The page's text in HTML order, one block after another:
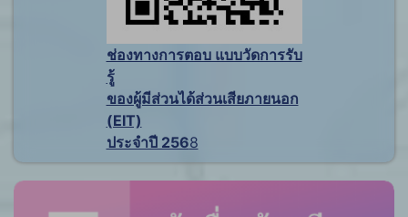
ช่องทางการตอบ แบบวัดการรับ
รู้
ของผู้มีส่วนได้ส่วนเสียภายนอก
(EIT)
ประจำปี 2568